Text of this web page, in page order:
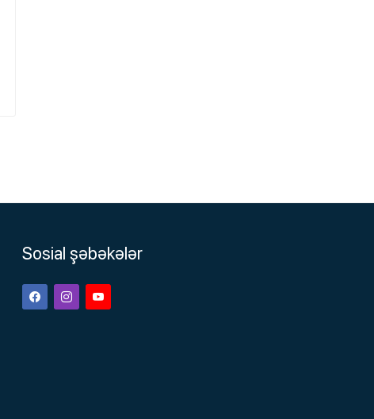
Sosial şəbəkələr
FacebookInstagramYoutube